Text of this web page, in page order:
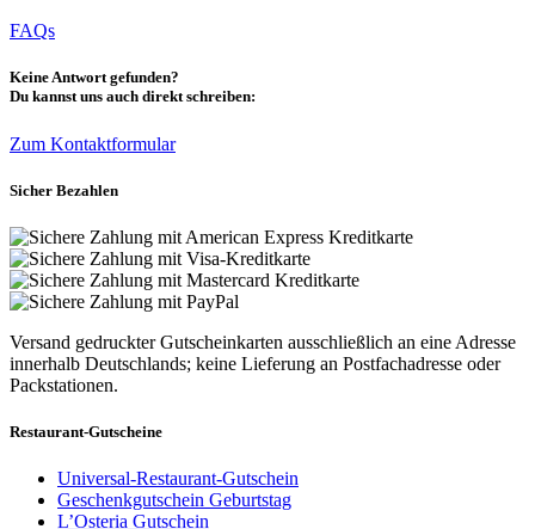
FAQs
Keine Antwort gefunden?
Du kannst uns auch direkt schreiben:
Zum Kontaktformular
Sicher Bezahlen
Versand gedruckter Gutscheinkarten ausschließlich an eine Adresse
innerhalb Deutschlands; keine Lieferung an Postfachadresse oder
Packstationen.
Restaurant-Gutscheine
Universal-Restaurant-Gutschein
Geschenkgutschein Geburtstag
L’Osteria Gutschein